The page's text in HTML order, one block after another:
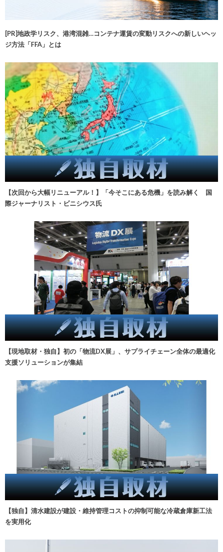
[PR]地政学リスク、港湾混雑…コンテナ運賃の変動リスクへの新しいヘッ
ジ方法「FFA」とは
【次回から大幅リニューアル！】「今そこにある危機」を読み解く 国
際ジャーナリスト・ビニシウス氏
【現地取材・独自】初の「物流DX展」、サプライチェーン全体の最適化
支援ソリューションが集結
【独自】清水建設が建設・維持管理コストの抑制可能な冷蔵倉庫新工法
を実用化